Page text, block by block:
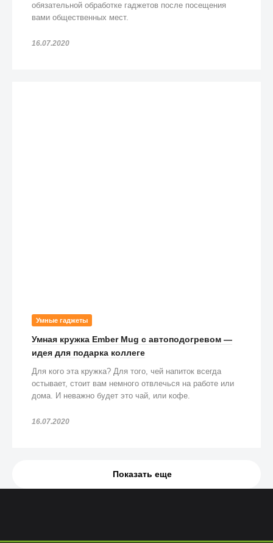
обязательной обработке гаджетов после посещения
вами общественных мест.
16.07.2020
Умные гаджеты
Умная кружка Ember Mug с автоподогревом —
идея для подарка коллеге
Для кого эта кружка? Для того, чей напиток всегда
остывает, стоит вам немного отвлечься на работе или
дома. И неважно будет это чай, или кофе.
16.07.2020
Показать еще